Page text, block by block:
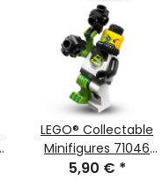
LEGO® Collectable
Minifigures 71046
Series 26 Minifigur
5,90 € *